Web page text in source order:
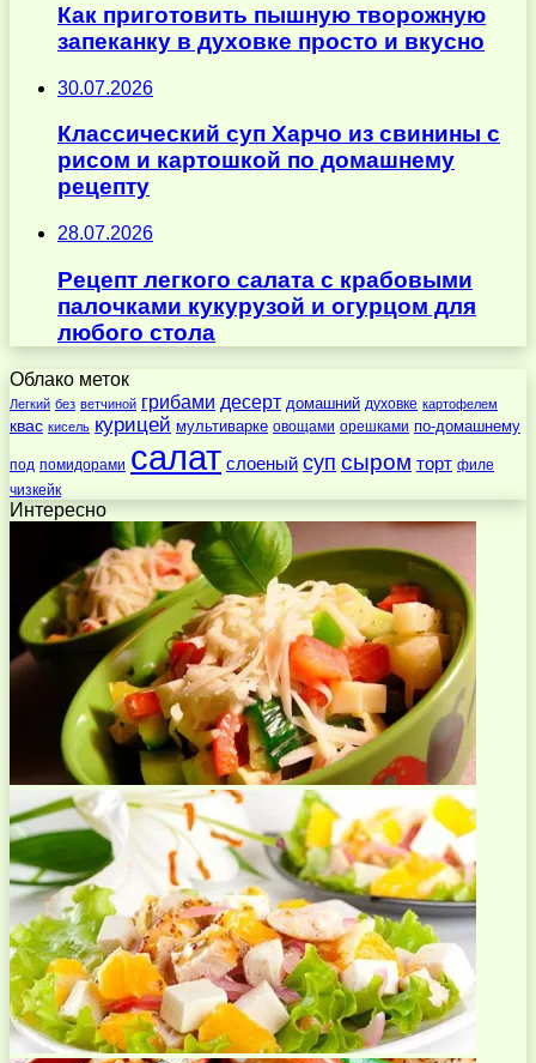
Как приготовить пышную творожную
запеканку в духовке просто и вкусно
30.07.2026
Классический суп Харчо из свинины с
рисом и картошкой по домашнему
рецепту
28.07.2026
Рецепт легкого салата с крабовыми
палочками кукурузой и огурцом для
любого стола
Облако меток
Легкий без ветчиной грибами десерт домашний духовке картофелем
квас кисель курицей мультиварке овощами орешками по-домашнему
под помидорами салат слоеный суп сыром торт филе
чизкейк
Интересно